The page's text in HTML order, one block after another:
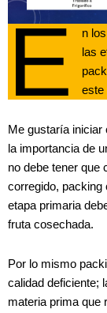
E
n
las
este
Me gustaría iniciar
la importancia de
no debe tener que
corregido, packing
etapa primaria
fruta cosechada.
Por lo mismo
calidad deficiente;
materia prima que